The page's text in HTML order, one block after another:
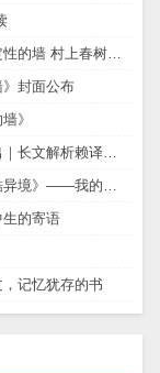
封面公布
》
生的寄语
记忆犹存的书